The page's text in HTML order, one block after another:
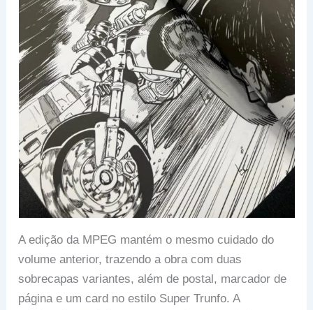
A edição da MPEG mantém o mesmo cuidado do
volume anterior, trazendo a obra com duas
sobrecapas variantes, além de postal, marcador de
página e um card no estilo Super Trunfo. A